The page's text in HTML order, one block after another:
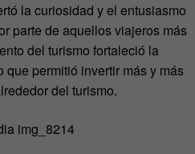
la curiosidad y el entusiasmo
parte de aquellos viajeros más
del turismo fortaleció la
permitió invertir más y más
del turismo.